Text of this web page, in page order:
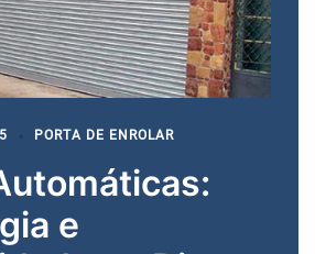
PORTA DE ENROLAR
e